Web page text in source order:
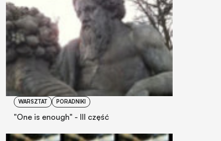
WARSZTAT PORADNIKI
"One is enough" - III część